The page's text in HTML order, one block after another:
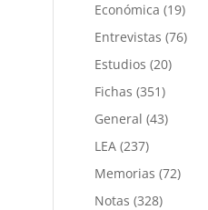
Económica (19)
Entrevistas (76)
Estudios (20)
Fichas (351)
General (43)
LEA (237)
Memorias (72)
Notas (328)